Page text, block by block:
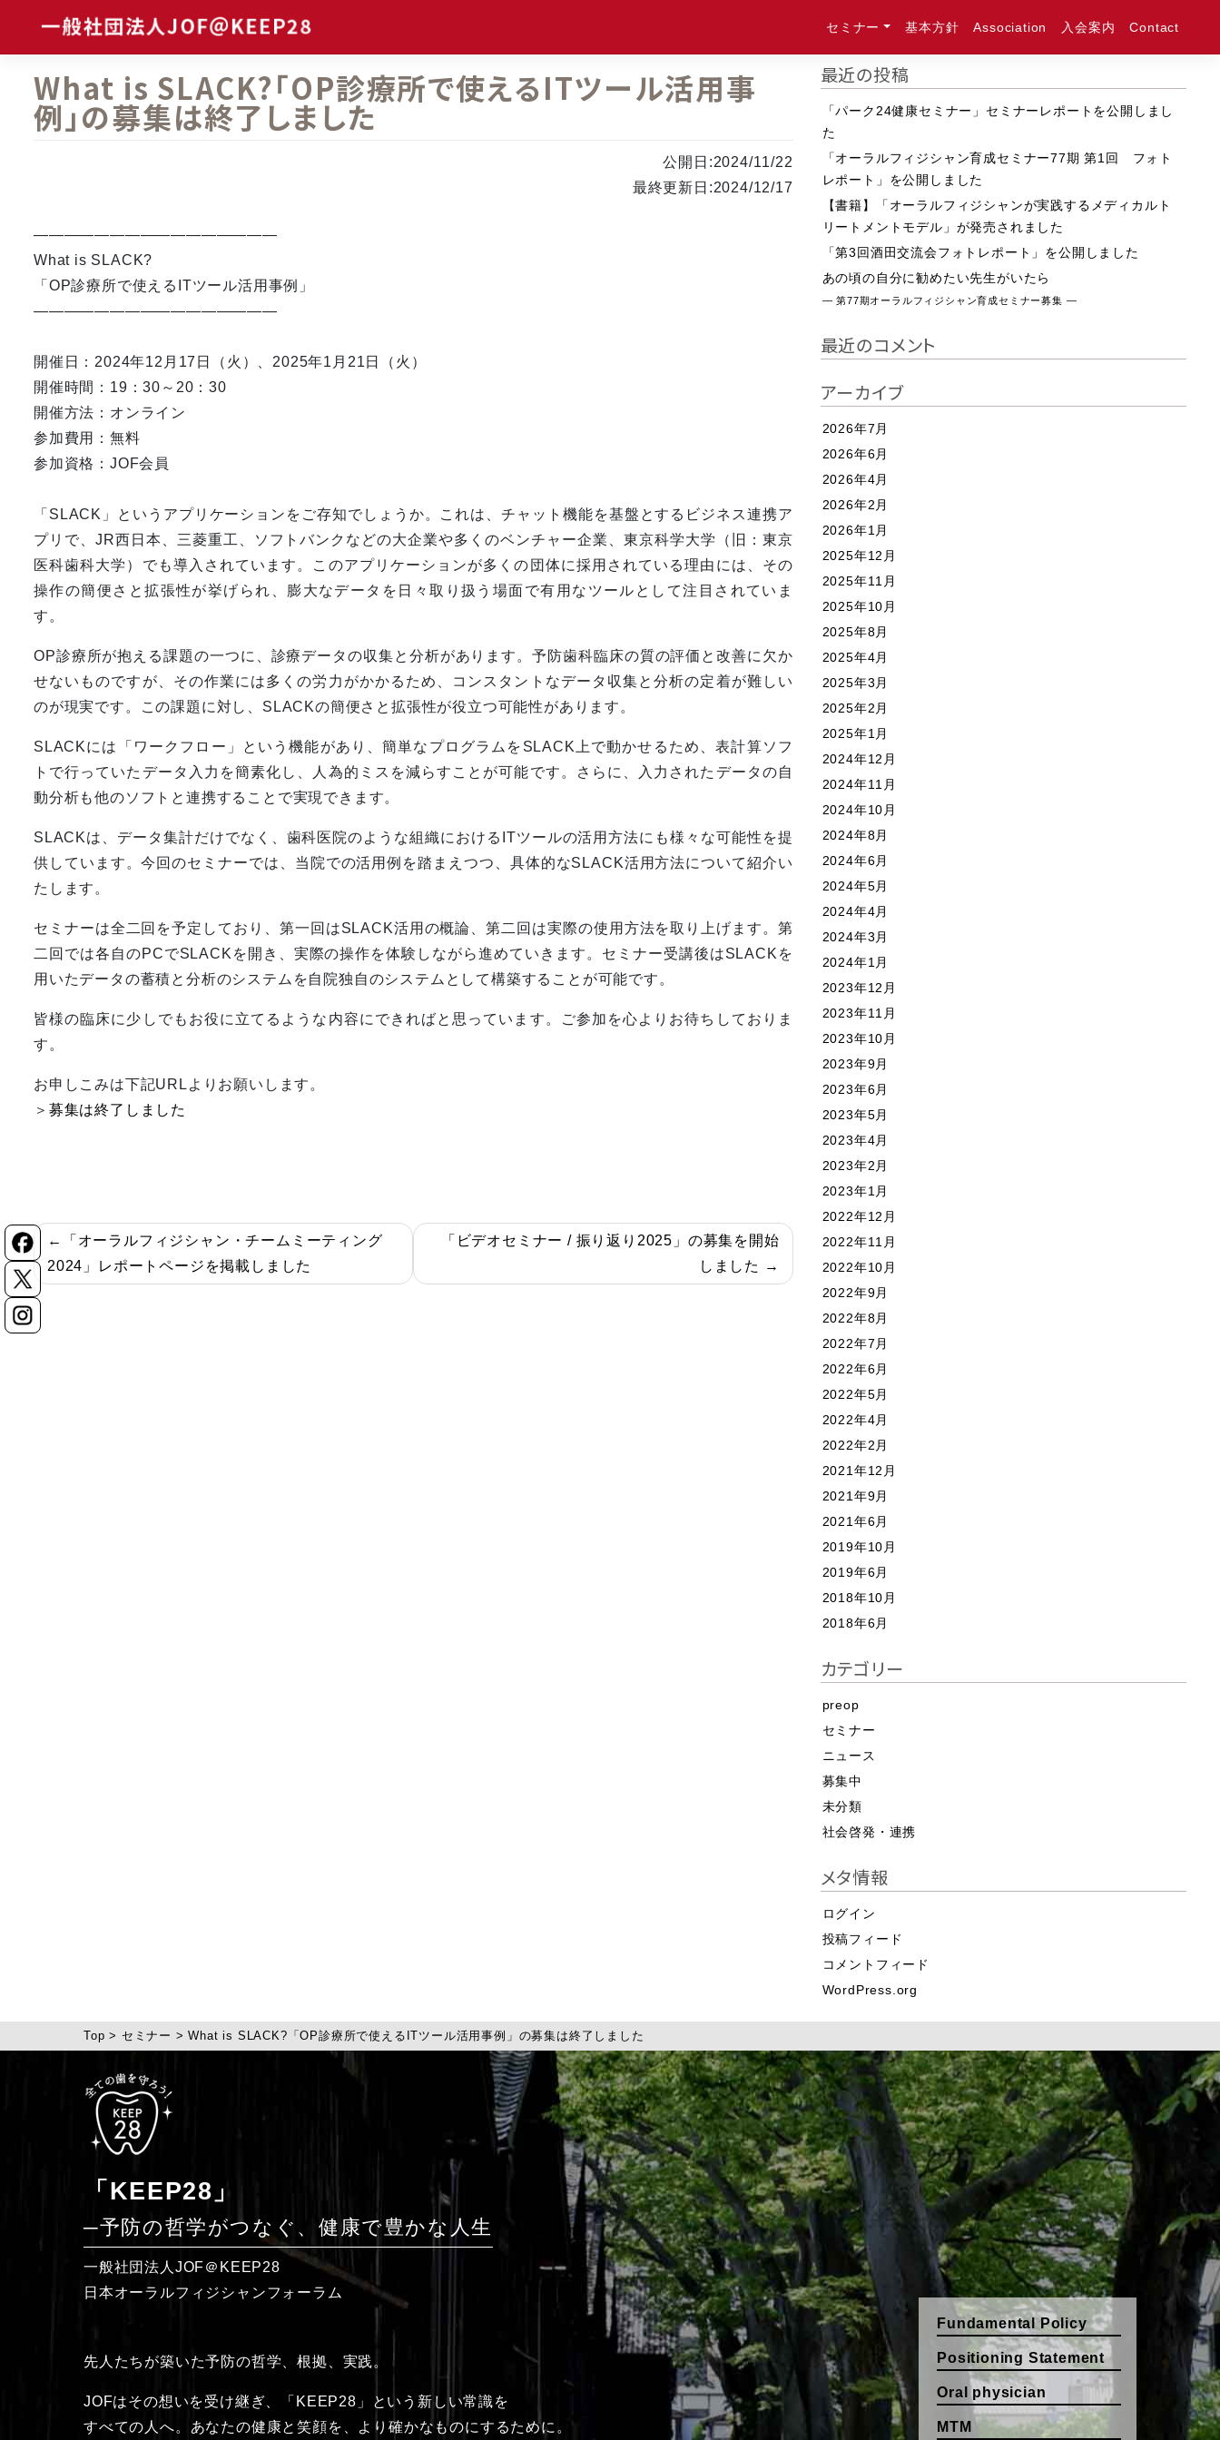
セミナー 基本方針 Association 入会案内 Contact
What is SLACK?「OP診療所で使えるITツール活用事
例」の募集は終了しました
公開日:2024/11/22
最終更新日:2024/12/17
————————————————
What is SLACK?
「OP診療所で使えるITツール活用事例」
————————————————
開催日：2024年12月17日（火）、2025年1月21日（火）
開催時間：19：30～20：30
開催方法：オンライン
参加費用：無料
参加資格：JOF会員
「SLACK」というアプリケーションをご存知でしょうか。これは、チャット機能を基盤とするビジネス連携ア
プリで、JR西日本、三菱重工、ソフトバンクなどの大企業や多くのベンチャー企業、東京科学大学（旧：東京
医科歯科大学）でも導入されています。このアプリケーションが多くの団体に採用されている理由には、その
操作の簡便さと拡張性が挙げられ、膨大なデータを日々取り扱う場面で有用なツールとして注目されていま
す。
OP診療所が抱える課題の一つに、診療データの収集と分析があります。予防歯科臨床の質の評価と改善に欠か
せないものですが、その作業には多くの労力がかかるため、コンスタントなデータ収集と分析の定着が難しい
のが現実です。この課題に対し、SLACKの簡便さと拡張性が役立つ可能性があります。
SLACKには「ワークフロー」という機能があり、簡単なプログラムをSLACK上で動かせるため、表計算ソフ
トで行っていたデータ入力を簡素化し、人為的ミスを減らすことが可能です。さらに、入力されたデータの自
動分析も他のソフトと連携することで実現できます。
SLACKは、データ集計だけでなく、歯科医院のような組織におけるITツールの活用方法にも様々な可能性を提
供しています。今回のセミナーでは、当院での活用例を踏まえつつ、具体的なSLACK活用方法について紹介い
たします。
セミナーは全二回を予定しており、第一回はSLACK活用の概論、第二回は実際の使用方法を取り上げます。第
二回では各自のPCでSLACKを開き、実際の操作を体験しながら進めていきます。セミナー受講後はSLACKを
用いたデータの蓄積と分析のシステムを自院独自のシステムとして構築することが可能です。
皆様の臨床に少しでもお役に立てるような内容にできればと思っています。ご参加を心よりお待ちしておりま
す。
お申しこみは下記URLよりお願いします。
＞ 募集は終了しました
投
稿
ナ
ビ
「オーラルフィジシャン・チームミーティング
2024」レポートページを掲載しました
「ビデオセミナー / 振り返り2025」の募集を開始
しました
最近の投稿
「パーク24健康セミナー」セミナーレポートを公開しまし
た
「オーラルフィジシャン育成セミナー77期 第1回 フォト
レポート」を公開しました
【書籍】「オーラルフィジシャンが実践するメディカルト
リートメントモデル」が発売されました
「第3回酒田交流会フォトレポート」を公開しました
あの頃の自分に勧めたい先生がいたら
― 第77期オーラルフィジシャン育成セミナー募集 ―
最近のコメント
アーカイブ
2026年7月
2026年6月
2026年4月
2026年2月
2026年1月
2025年12月
2025年11月
2025年10月
2025年8月
2025年4月
2025年3月
2025年2月
2025年1月
2024年12月
2024年11月
2024年10月
2024年8月
2024年6月
2024年5月
2024年4月
2024年3月
2024年1月
2023年12月
2023年11月
2023年10月
2023年9月
2023年6月
2023年5月
2023年4月
2023年2月
2023年1月
2022年12月
2022年11月
2022年10月
2022年9月
2022年8月
2022年7月
2022年6月
2022年5月
2022年4月
2022年2月
2021年12月
2021年9月
2021年6月
2019年10月
2019年6月
2018年10月
2018年6月
カテゴリー
preop
セミナー
ニュース
募集中
未分類
社会啓発・連携
メタ情報
ログイン
投稿フィード
コメントフィード
WordPress.org
Top > セミナー >What is SLACK?「OP診療所で使えるITツール活用事例」の募集は終了しました
「KEEP28」
─予防の哲学がつなぐ、 健康で豊かな人生
一般社団法人JOF＠KEEP28
日本オーラルフィジシャンフォーラム
先人たちが築いた予防の哲学、根拠、実践。
JOFはその想いを受け継ぎ、
「KEEP28」という新しい常識を
すべての人へ。 あなたの健康と笑顔を、 より確かなものにするために。
Fundamental Policy
Positioning Statement
Oral physician
MTM